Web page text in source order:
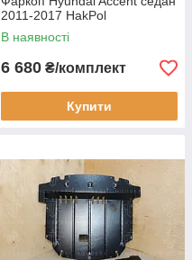
2011-2017 HakPol
В наявності
6 680 ₴/комплект
Купити